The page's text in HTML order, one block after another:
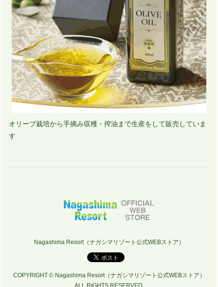
オリーブ栽培から手摘み収穫・搾油まで生産をして販売していま
す
Nagashima Resort（ナガシマリゾート公式WEBストア）
COPYRIGHT © Nagashima Resort（ナガシマリゾート公式WEBストア）
ALL RIGHTS RESERVED.